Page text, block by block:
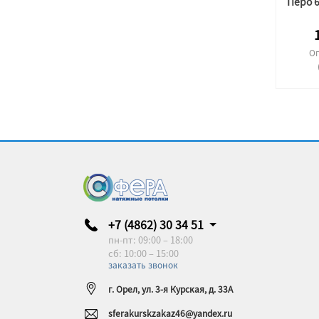
+7 (4862) 30 34 51
пн-пт: 09:00 – 18:00
сб: 10:00 – 15:00
заказать звонок
г. Орел, ул. 3-я Курская, д. 33А
sferakurskzakaz46@yandex.ru